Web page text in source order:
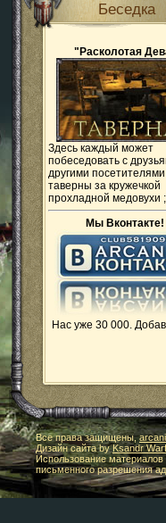
Беседка
"Расколотая
Здесь каждый может
побеседовать с
другими посетителями
таверны за кружечкой
прохладной медовухи
Мы Вконтакте!
Нас уже 30 000.
Все права защищены,
Дизайн сайта byKsandr
Использование
письменного разрешения